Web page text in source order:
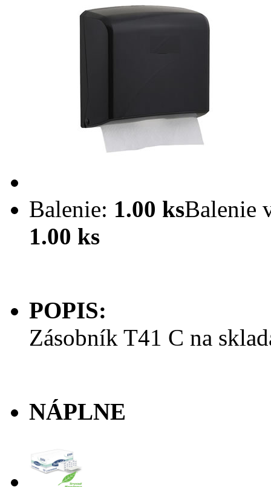
Balenie: 1.00 ksBalenie
1.00 ks
POPIS:
Zásobník T41 C na
NÁPLNE